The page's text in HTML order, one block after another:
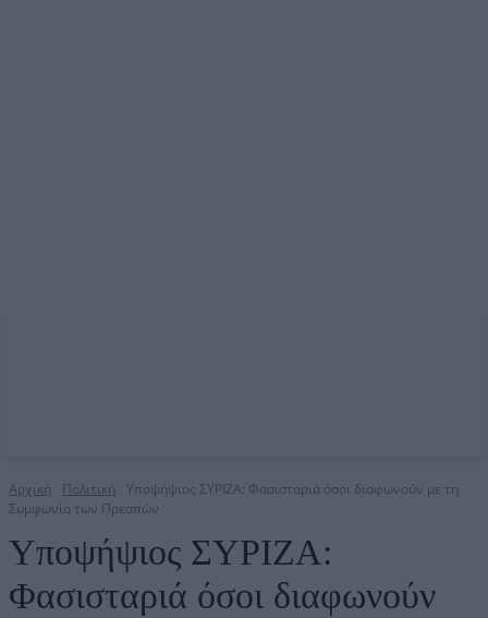
Αρχική Πολιτική
Υποψήψιος ΣΥΡΙΖΑ: Φασισταριά όσοι διαφωνούν με τη
Συμφωνία των Πρεσπών
Υποψήψιος ΣΥΡΙΖΑ:
Φασισταριά όσοι διαφωνούν